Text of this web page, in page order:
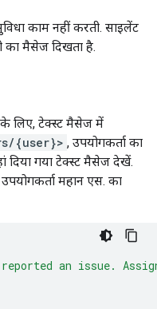
काम नहीं करती. साइलेंट
मैसेज दिखता है.
के लिए, टेक्स्ट मैसेज में
{user}> , उपयोगकर्ता का
दिया गया टेक्स्ट मैसेज देखें.
महान एस. का
an issue.